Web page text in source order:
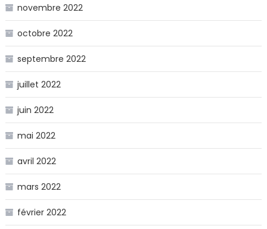
novembre 2022
octobre 2022
septembre 2022
juillet 2022
juin 2022
mai 2022
avril 2022
mars 2022
février 2022